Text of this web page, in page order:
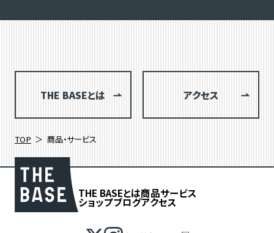
THE BASEとは アクセス
TOP 商品・サービス
THE BASEとは商品サービス
ショップブログアクセス